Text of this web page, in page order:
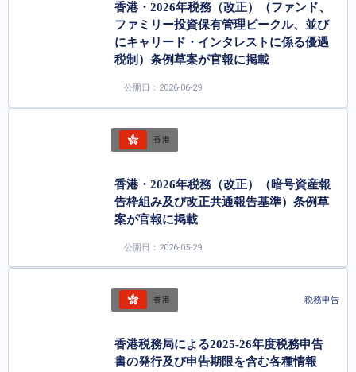
香港・2026年税務（改正）（ファンド、
ファミリー投資保有管理ビークル、並び
にキャリード・インタレストに係る優遇
税制）条例草案が官報に掲載
公開日：2026-06-29
香港
香港・2026年税務（改正）（暗号資産報
告枠組み及び改正共通報告基準）条例草
案が官報に掲載
公開日：2026-05-29
香港 税務申告
香港税務局による2025-26年度税務申告
書の発行及び申告期限を含む各種情報